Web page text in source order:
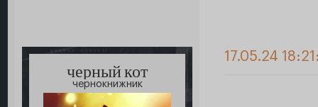
черный кот
чернокнижник
17.05.24